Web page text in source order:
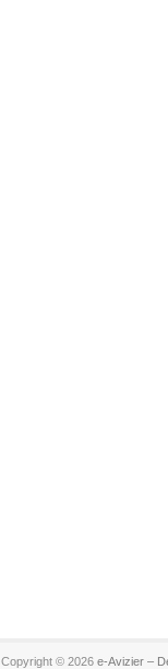
Copyright © 2026 e-Avizier –